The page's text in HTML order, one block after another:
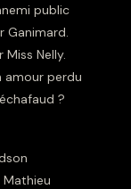
public
Ganimard.
Nelly.
amour perdu
?
Mathieu